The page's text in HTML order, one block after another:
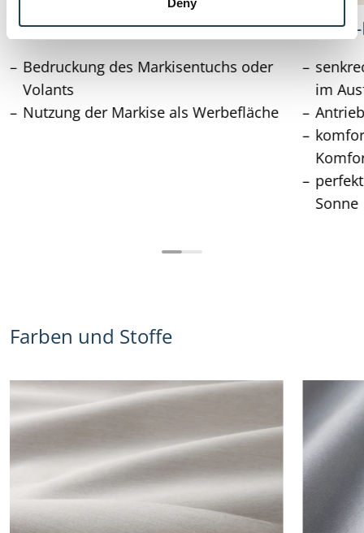
Deny
Tuchbeschriftung (lackiert)
Bedruckung des Markisentuchs oder
Volants
Nutzung der Markise als Werbefläche
im
Sonne
Farben und Stoffe